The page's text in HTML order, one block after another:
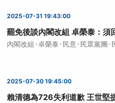
2025-07-31 19:43:00
罷免後談內閣改組 卓榮泰：須
內閣改組 ·卓榮泰· 民意· 民眾黨團 ·
2025-07-30 19:45:00
賴清德為726失利道歉 王世堅